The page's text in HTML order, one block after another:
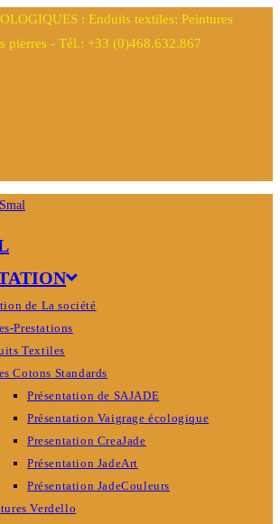
: Enduits textiles; Peintures
pierres - Tél.: +33 (0)468.632.867
de La société
Prestations
Textiles
Cotons Standards
Présentation de SAJADE
Présentation Vaigrage écologique
Presentation CreaJade
Présentation JadeArt
Présentation JadeCouleurs
Verdello